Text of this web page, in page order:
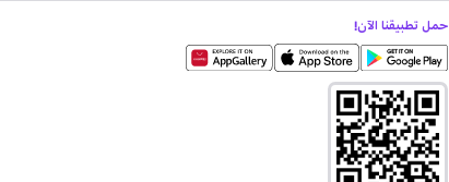
حمل تطبيقنا الآن!